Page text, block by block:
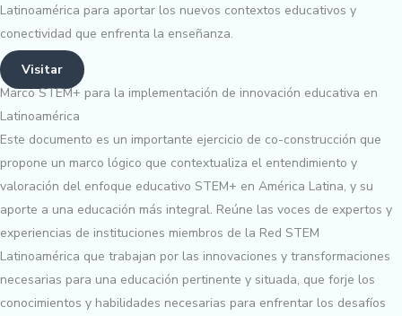
Latinoamérica para aportar los nuevos contextos educativos y
conectividad que enfrenta la enseñanza.
Visitar
Marco STEM+ para la implementación de innovación educativa en
Latinoamérica
Este documento es un importante ejercicio de co-construcción que
propone un marco lógico que contextualiza el entendimiento y
valoración del enfoque educativo STEM+ en América Latina, y su
aporte a una educación más integral. Reúne las voces de expertos y
experiencias de instituciones miembros de la Red STEM
Latinoamérica que trabajan por las innovaciones y transformaciones
necesarias para una educación pertinente y situada, que forje los
conocimientos y habilidades necesarias para enfrentar los desafíos